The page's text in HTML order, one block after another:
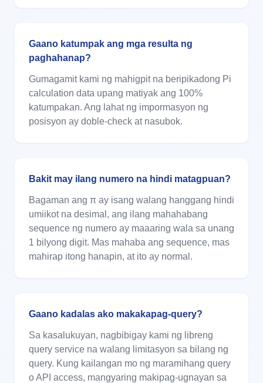
Gaano katumpak ang mga resulta ng
paghahanap?
Gumagamit kami ng mahigpit na beripikadong Pi
calculation data upang matiyak ang 100%
katumpakan. Ang lahat ng impormasyon ng
posisyon ay doble-check at nasubok.
Bakit may ilang numero na hindi matagpuan?
Bagaman ang π ay isang walang hanggang hindi
umiikot na desimal, ang ilang mahahabang
sequence ng numero ay maaaring wala sa unang
1 bilyong digit. Mas mahaba ang sequence, mas
mahirap itong hanapin, at ito ay normal.
Gaano kadalas ako makakapag-query?
Sa kasalukuyan, nagbibigay kami ng libreng
query service na walang limitasyon sa bilang ng
query. Kung kailangan mo ng maramihang query
o API access, mangyaring makipag-ugnayan sa